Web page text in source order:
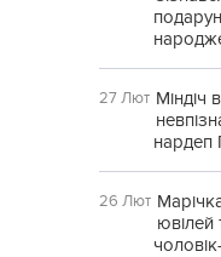
27 Лют Міндіч
нардеп
26 Лют
ювілей